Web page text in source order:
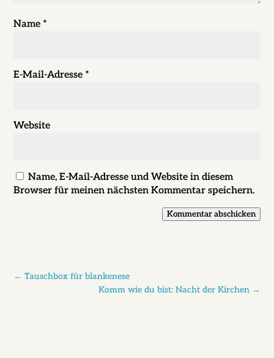
Name *
E-Mail-Adresse *
Website
Name, E-Mail-Adresse und Website in diesem
Browser für meinen nächsten Kommentar speichern.
Kommentar abschicken
←Tauschbox für blankenese
Komm wie du bist: Nacht der Kirchen→